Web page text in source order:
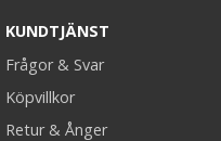
KUNDTJÄNST
Frågor & Svar
Köpvillkor
Retur & Ånger